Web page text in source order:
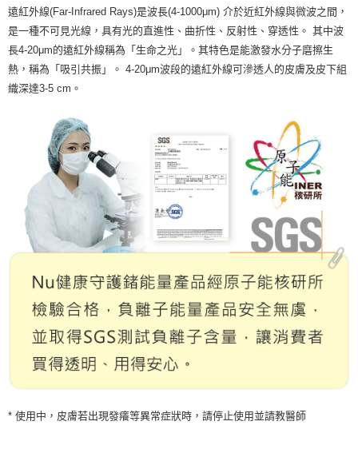
遠紅外線(Far-Infrared Rays)是波長(4-1000μm) 介於近紅外線與微波之間，
是一種不可見光線，具有光的直進性、曲折性、反射性、穿透性。 其中波
長4-20μm的遠紅外線稱為「生命之光」。其特色是能激發水分子磨擦生
熱，稱為「吸引共振」。 4-20μm波段的遠紅外線可滲透人的皮膚及皮下組
織深達3-5 cm。
* 使用中，皮膚若出現發癢等異常症狀時，請停止使用並請教醫師